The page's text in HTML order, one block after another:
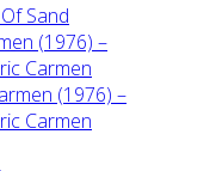
(1976) –
Carmen